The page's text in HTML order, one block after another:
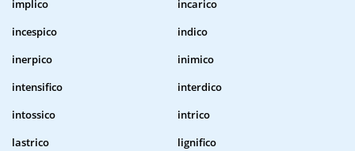
implico
incarico
incespico
indico
inerpico
inimico
intensifico
interdico
intossico
intrico
lastrico
lignifico